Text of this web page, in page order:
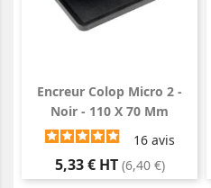
Encreur Colop Micro 2 -
Noir - 110 X 70 Mm
16 avis
Prix
5,33 € HT (6,40 €)